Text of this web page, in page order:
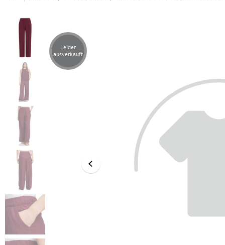
Artikel leider ausverkauft
Leider
ausverkauft